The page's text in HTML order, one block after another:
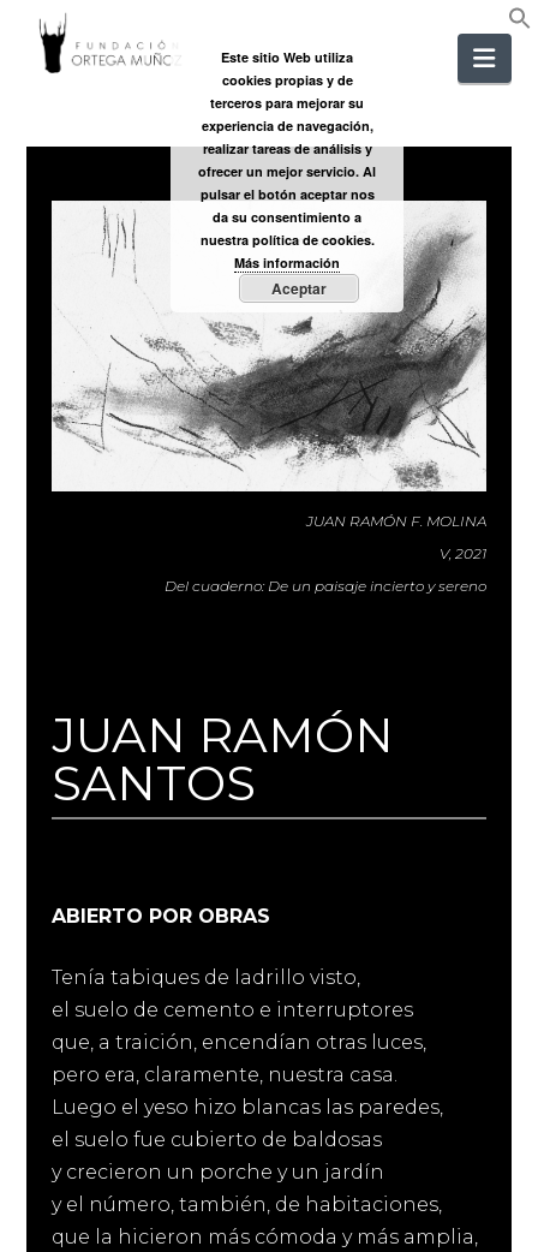
ORTEGA
MUÑOZ
JUAN RAMÓN F. MOLINA
V, 2021
Del cuaderno: De un paisaje incierto y sereno
JUAN RAMÓN
SANTOS
ABIERTO POR OBRAS
Tenía tabiques de ladrillo visto,
el suelo de cemento e interruptores
que, a traición, encendían otras luces,
pero era, claramente, nuestra casa.
Luego el yeso hizo blancas las paredes,
el suelo fue cubierto de baldosas
y crecieron un porche y un jardín
y el número, también, de habitaciones,
que la hicieron más cómoda y más amplia,
Este sitio Web utiliza
cookies propias y de
terceros para mejorar su
experiencia de navegación,
realizar tareas de análisis y
ofrecer un mejor servicio. Al
pulsar el botón aceptar nos
da su consentimiento a
nuestra política de cookies.
Más información
Aceptar